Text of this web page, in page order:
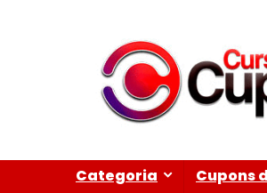
Categoria Cupons